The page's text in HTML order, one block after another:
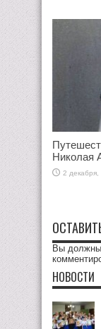
Николая
2 декабря,
Вы
НОВОСТИ